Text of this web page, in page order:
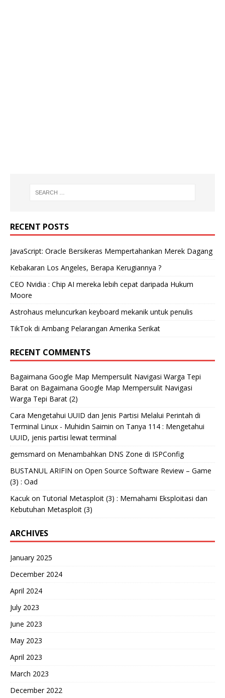
RECENT POSTS
JavaScript: Oracle Bersikeras Mempertahankan Merek Dagang
Kebakaran Los Angeles, Berapa Kerugiannya ?
CEO Nvidia : Chip AI mereka lebih cepat daripada Hukum
Moore
Astrohaus meluncurkan keyboard mekanik untuk penulis
TikTok di Ambang Pelarangan Amerika Serikat
RECENT COMMENTS
Bagaimana Google Map Mempersulit Navigasi Warga Tepi
Barat on Bagaimana Google Map Mempersulit Navigasi
Warga Tepi Barat (2)
Cara Mengetahui UUID dan Jenis Partisi Melalui Perintah di
Terminal Linux - Muhidin Saimin on Tanya 114 : Mengetahui
UUID, jenis partisi lewat terminal
gemsmard on Menambahkan DNS Zone di ISPConfig
BUSTANUL ARIFIN on Open Source Software Review – Game
(3) : Oad
Kacuk on Tutorial Metasploit (3) : Memahami Eksploitasi dan
Kebutuhan Metasploit (3)
ARCHIVES
January 2025
December 2024
April 2024
July 2023
June 2023
May 2023
April 2023
March 2023
December 2022